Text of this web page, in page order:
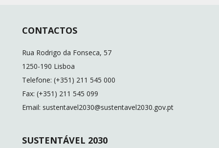
CONTACTOS
Rua Rodrigo da Fonseca, 57
1250-190 Lisboa
Telefone: (+351) 211 545 000
Fax: (+351) 211 545 099
Email: sustentavel2030@sustentavel2030.gov.pt
SUSTENTÁVEL 2030